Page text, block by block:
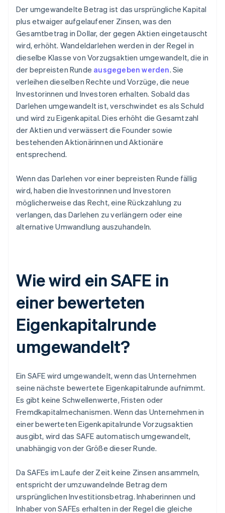
Der umgewandelte Betrag ist das ursprüngliche Kapital
plus etwaiger aufgelaufener Zinsen, was den
Gesamtbetrag in Dollar, der gegen Aktien eingetauscht
wird, erhöht. Wandeldarlehen werden in der Regel in
dieselbe Klasse von Vorzugsaktien umgewandelt, die in
der bepreisten Runde ausgegeben werden. Sie
verleihen dieselben Rechte und Vorzüge, die neue
Investorinnen und Investoren erhalten. Sobald das
Darlehen umgewandelt ist, verschwindet es als Schuld
und wird zu Eigenkapital. Dies erhöht die Gesamtzahl
der Aktien und verwässert die Founder sowie
bestehenden Aktionärinnen und Aktionäre
entsprechend.
Wenn das Darlehen vor einer bepreisten Runde fällig
wird, haben die Investorinnen und Investoren
möglicherweise das Recht, eine Rückzahlung zu
verlangen, das Darlehen zu verlängern oder eine
alternative Umwandlung auszuhandeln.
Wie wird ein SAFE in
einer bewerteten
Eigenkapitalrunde
umgewandelt?
Ein SAFE wird umgewandelt, wenn das Unternehmen
seine nächste bewertete Eigenkapitalrunde aufnimmt.
Es gibt keine Schwellenwerte, Fristen oder
Fremdkapitalmechanismen. Wenn das Unternehmen in
einer bewerteten Eigenkapitalrunde Vorzugsaktien
ausgibt, wird das SAFE automatisch umgewandelt,
unabhängig von der Größe dieser Runde.
Da SAFEs im Laufe der Zeit keine Zinsen ansammeln,
entspricht der umzuwandelnde Betrag dem
ursprünglichen Investitionsbetrag. Inhaberinnen und
Inhaber von SAFEs erhalten in der Regel die gleiche